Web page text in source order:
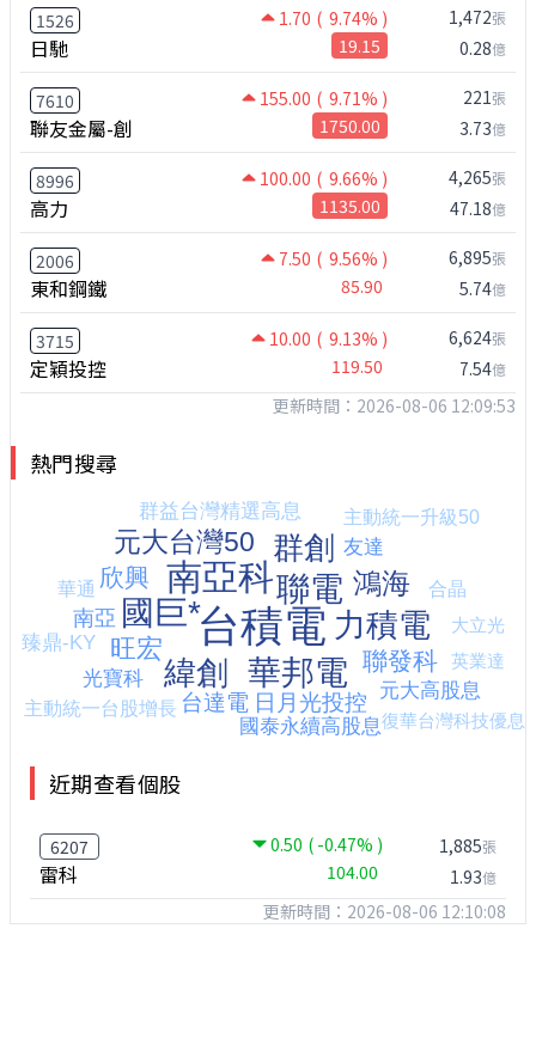
1526 1.70 ( 9.74% )
日馳 19.15
1,472張
0.28億
7610 155.00 ( 9.71% )
聯友金屬-創 1750.00
221張
3.73億
8996 100.00 ( 9.66% )
高力 1135.00
4,265張
47.18億
2006 7.50 ( 9.56% )
東和鋼鐵 85.90
6,895張
5.74億
3715 10.00 ( 9.13% )
定穎投控 119.50
6,624張
7.54億
更新時間：2026-08-06 12:09:53
熱門搜尋
近期查看個股
6207 0.50 ( -0.47% )
雷科 104.00
1,885張
1.93億
更新時間：2026-08-06 12:10:08